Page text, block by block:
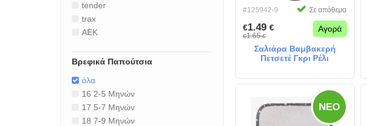
#125942-9 Σε απόθεμα
€1.49 €
€1.65€
Αγορά
Σαλιάρα Βαμβακερή
Πετσετέ Γκρι Ρέλι
ΝΈΟ
tender
trax
ΑΕΚ
Βρεφικά Παπούτσια
όλα
16 2-5 Μηνών
17 5-7 Μηνών
18 7-9 Μηνών